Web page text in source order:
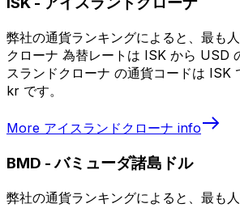
弊社の通貨ランキングによると、最も
クローナ 為替レートは ISK から USD
スランドクローナ の通貨コードは ISK
kr です。
More アイスランドクローナ info
BMD -バミューダ諸島ドル
弊社の通貨ランキングによると、最も